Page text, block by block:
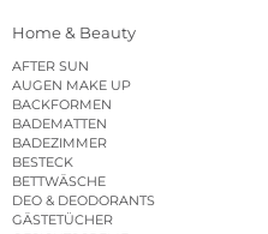
Home & Beauty
AFTER SUN
AUGEN MAKE UP
BACKFORMEN
BADEMATTEN
BADEZIMMER
BESTECK
BETTWÄSCHE
DEO & DEODORANTS
GÄSTETÜCHER